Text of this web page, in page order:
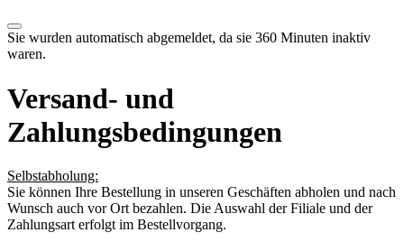
Sie wurden automatisch abgemeldet, da sie 360 Minuten inaktiv
waren.
Versand- und
Zahlungsbedingungen
Selbstabholung:
Sie können Ihre Bestellung in unseren Geschäften abholen und nach
Wunsch auch vor Ort bezahlen. Die Auswahl der Filiale und der
Zahlungsart erfolgt im Bestellvorgang.